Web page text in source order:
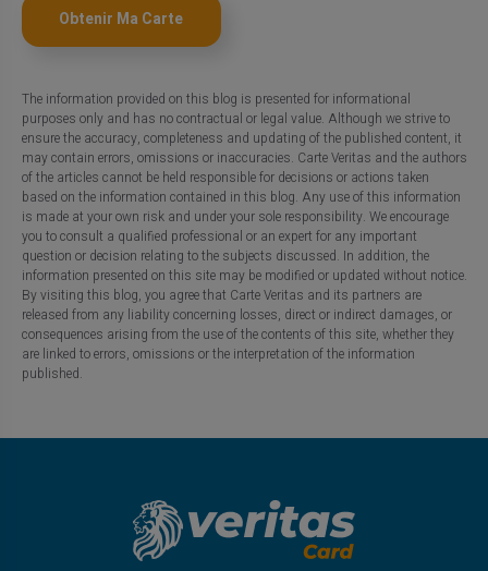
Obtenir Ma Carte
The information provided on this blog is presented for informational
purposes only and has no contractual or legal value. Although we strive to
ensure the accuracy, completeness and updating of the published content, it
may contain errors, omissions or inaccuracies. Carte Veritas and the authors
of the articles cannot be held responsible for decisions or actions taken
based on the information contained in this blog. Any use of this information
is made at your own risk and under your sole responsibility. We encourage
you to consult a qualified professional or an expert for any important
question or decision relating to the subjects discussed. In addition, the
information presented on this site may be modified or updated without notice.
By visiting this blog, you agree that Carte Veritas and its partners are
released from any liability concerning losses, direct or indirect damages, or
consequences arising from the use of the contents of this site, whether they
are linked to errors, omissions or the interpretation of the information
published.